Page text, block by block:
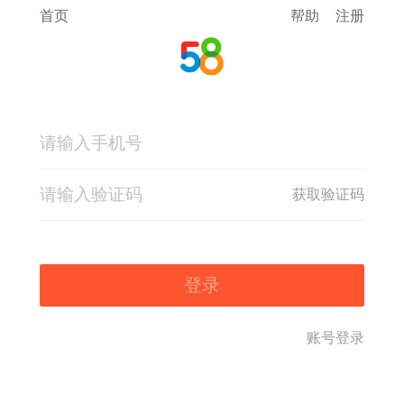
首页 帮助 注册
获取验证码
登录
账号登录